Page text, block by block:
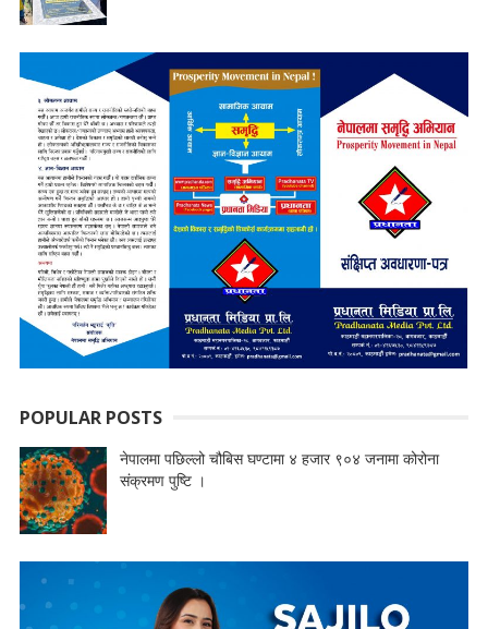
POPULAR POSTS
नेपालमा पछिल्लो चौबिस घण्टामा ४ हजार ९०४ जनामा कोरोना
संक्रमण पुष्टि ।